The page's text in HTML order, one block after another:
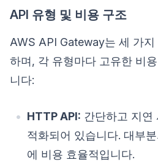
API 유형 및 비용 구조
AWS API Gateway는 세 가
하며, 각 유형마다 고유한 비
니다:
HTTP API: 간단하고 지연
적화되어 있습니다. 대부
에 비용 효율적입니다.